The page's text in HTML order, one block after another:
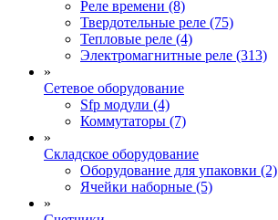
Реле времени (8)
Твердотельные реле (75)
Тепловые реле (4)
Электромагнитные реле (313)
»
Сетевое оборудование
Sfp модули (4)
Коммутаторы (7)
»
Складское оборудование
Оборудование для упаковки (2)
Ячейки наборные (5)
»